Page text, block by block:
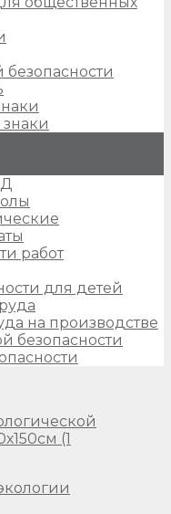
работ
для детей
на производстве
безопасности